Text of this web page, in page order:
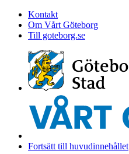
Kontakt
Om Vårt Göteborg
Till goteborg.se
Fortsätt till huvudinnehållet